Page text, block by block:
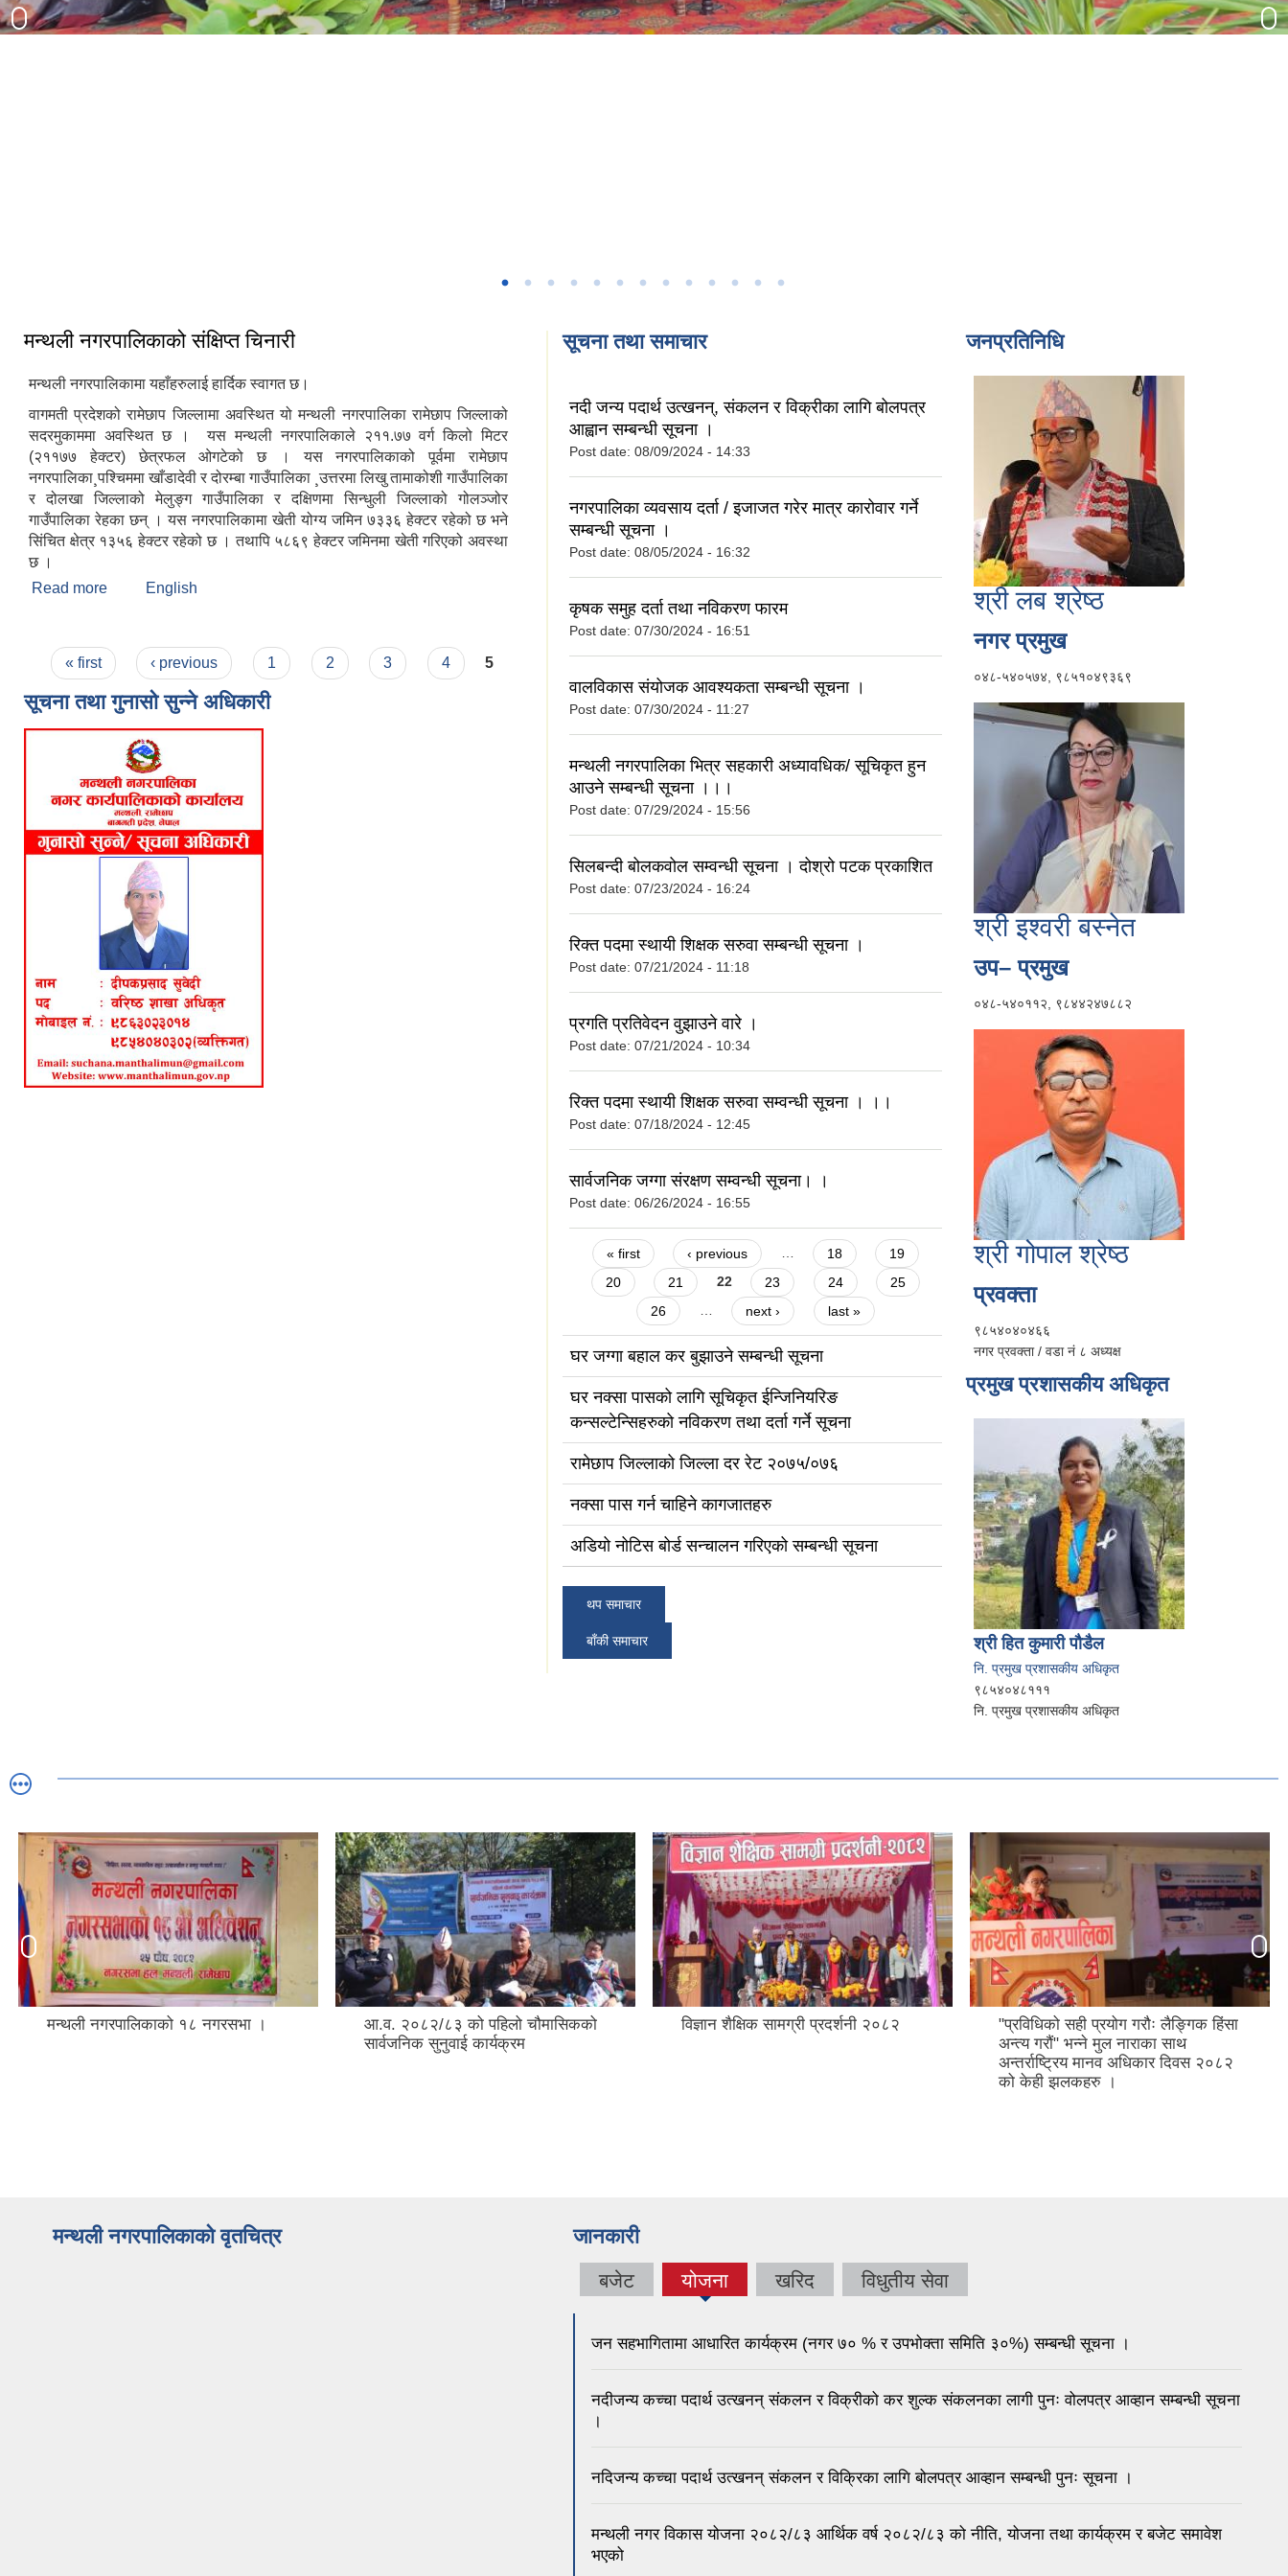
मन्थली नगरपालिकाको संक्षिप्त चिनारी
मन्थली नगरपालिकामा यहाँहरुलाई हार्दिक स्वागत छ।
वागमती प्रदेशको रामेछाप जिल्लामा अवस्थित यो मन्थली नगरपालिका रामेछाप जिल्लाको
सदरमुकाममा अवस्थित छ । यस मन्थली नगरपालिकाले २११.७७ वर्ग किलो मिटर
(२११७७ हेक्टर) छेत्रफल ओगटेको छ । यस नगरपालिकाको पूर्वमा रामेछाप
नगरपालिका¸पश्चिममा खाँडादेवी र दोरम्बा गाउँपालिका ¸उत्तरमा लिखु तामाकोशी गाउँपालिका
र दोलखा जिल्लाको मेलुङ्ग गाउँपालिका र दक्षिणमा सिन्धुली जिल्लाको गोलञ्जोर
गाउँपालिका रेहका छन् । यस नगरपालिकामा खेती योग्य जमिन ७३३६ हेक्टर रहेको छ भने
सिंचित क्षेत्र १३५६ हेक्टर रहेको छ । तथापि ५८६९ हेक्टर जमिनमा खेती गरिएको अवस्था
छ ।
Read more about मन्थली नगरपालिकाको संक्षिप्त चिनारी
English
Pages
« first ‹ previous 1 2 3 4 5
सूचना तथा गुनासो सुन्ने अधिकारी
सूचना तथा समाचार
नदी जन्य पदार्थ उत्खनन्, संकलन र विक्रीका लागि बोलपत्र
आह्वान सम्बन्धी सूचना ।
Post date: 08/09/2024 - 14:33
नगरपालिका व्यवसाय दर्ता / इजाजत गरेर मात्र कारोवार गर्ने
सम्बन्धी सूचना ।
Post date: 08/05/2024 - 16:32
कृषक समुह दर्ता तथा नविकरण फारम
Post date: 07/30/2024 - 16:51
वालविकास संयोजक आवश्यकता सम्बन्धी सूचना ।
Post date: 07/30/2024 - 11:27
मन्थली नगरपालिका भित्र सहकारी अध्यावधिक/ सूचिकृत हुन
आउने सम्बन्धी सूचना ।।।
Post date: 07/29/2024 - 15:56
सिलबन्दी बोलकवोल सम्वन्धी सूचना । दोश्रो पटक प्रकाशित
Post date: 07/23/2024 - 16:24
रिक्त पदमा स्थायी शिक्षक सरुवा सम्बन्धी सूचना ।
Post date: 07/21/2024 - 11:18
प्रगति प्रतिवेदन वुझाउने वारे ।
Post date: 07/21/2024 - 10:34
रिक्त पदमा स्थायी शिक्षक सरुवा सम्वन्धी सूचना । ।।
Post date: 07/18/2024 - 12:45
सार्वजनिक जग्गा संरक्षण सम्वन्धी सूचना। ।
Post date: 06/26/2024 - 16:55
Pages
« first ‹ previous … 18
19
20
21 22 23 24
25
26
… next › last »
घर जग्गा बहाल कर बुझाउने सम्बन्धी सूचना
घर नक्सा पासको लागि सूचिकृत ईन्जिनियरिङ
कन्सल्टेन्सिहरुको नविकरण तथा दर्ता गर्ने सूचना
रामेछाप जिल्लाको जिल्ला दर रेट २०७५/०७६
नक्सा पास गर्न चाहिने कागजातहरु
अडियो नोटिस बोर्ड सन्चालन गरिएको सम्बन्धी सूचना
थप समाचार
बाँकी समाचार
जनप्रतिनिधि
श्री लब श्रेष्ठ
नगर प्रमुख
०४८-५४०५७४, ९८५१०४९३६९
श्री इश्वरी बस्नेत
उप– प्रमुख
०४८-५४०११२, ९८४४२४७८८२
श्री गोपाल श्रेष्ठ
प्रवक्ता
९८५४०४०४६६
नगर प्रवक्ता / वडा नं ८ अध्यक्ष
प्रमुख प्रशासकीय अधिकृत
श्री हित कुमारी पौडैल
नि. प्रमुख प्रशासकीय अधिकृत
९८५४०४८१११
नि. प्रमुख प्रशासकीय अधिकृत
मन्थली नगरपालिकाको १८ नगरसभा ।
आ.व. २०८२/८३ को पहिलो चौमासिकको
सार्वजनिक सुनुवाई कार्यक्रम
विज्ञान शैक्षिक सामग्री प्रदर्शनी २०८२
"प्रविधिको सही प्रयोग गरौः लैङ्गिक हिंसा
अन्त्य गरौं" भन्ने मुल नाराका साथ
अन्तर्राष्ट्रिय मानव अधिकार दिवस २०८२
को केही झलकहरु ।
मन्थली नगरपालिकाको वृतचित्र जानकारी
बजेट योजना खरिद विधुतीय सेवा
जन सहभागितामा आधारित कार्यक्रम (नगर ७० % र उपभोक्ता समिति ३०%) सम्बन्धी सूचना ।
नदीजन्य कच्चा पदार्थ उत्खनन् संकलन र विक्रीको कर शुल्क संकलनका लागी पुनः वोलपत्र आव्हान सम्बन्धी सूचना
।
नदिजन्य कच्चा पदार्थ उत्खनन् संकलन र विक्रिका लागि बोलपत्र आव्हान सम्बन्धी पुनः सूचना ।
मन्थली नगर विकास योजना २०८२/८३ आर्थिक वर्ष २०८२/८३ को नीति, योजना तथा कार्यक्रम र बजेट समावेश
भएको